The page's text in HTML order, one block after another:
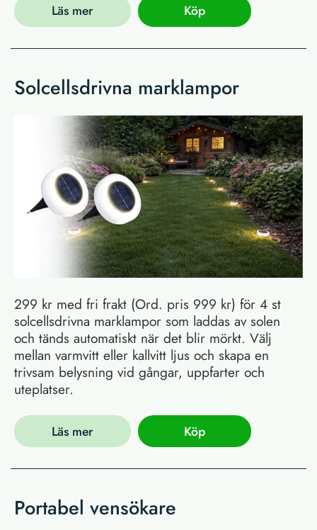
Läs mer Köp
Solcellsdrivna marklampor
299 kr med fri frakt (Ord. pris 999 kr) för 4 st
solcellsdrivna marklampor som laddas av solen
och tänds automatiskt när det blir mörkt. Välj
mellan varmvitt eller kallvitt ljus och skapa en
trivsam belysning vid gångar, uppfarter och
uteplatser.
Läs mer Köp
Portabel vensökare